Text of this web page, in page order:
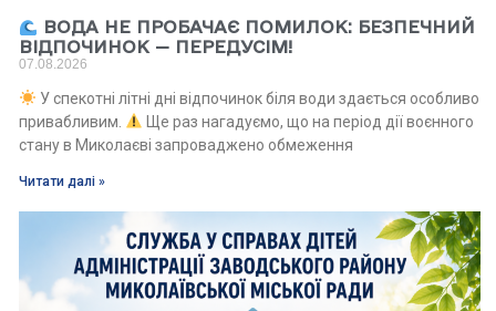
ВОДА НЕ ПРОБАЧАЄ ПОМИЛОК: БЕЗПЕЧНИЙ
ВІДПОЧИНОК — ПЕРЕДУСІМ!
07.08.2026
У спекотні літні дні відпочинок біля води здається особливо
привабливим.
Ще раз нагадуємо, що на період дії воєнного
стану в Миколаєві запроваджено обмеження
Читати далі »